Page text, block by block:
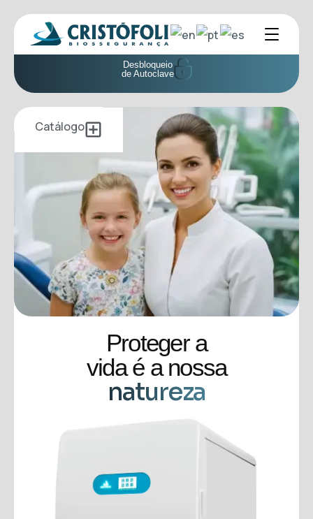
Desbloqueio
de Autoclave
Catálogo
Proteger a
vida é a nossa
natureza